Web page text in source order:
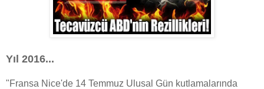
Yıl 2016...
"Fransa Nice'de 14 Temmuz Ulusal Gün kutlamalarında